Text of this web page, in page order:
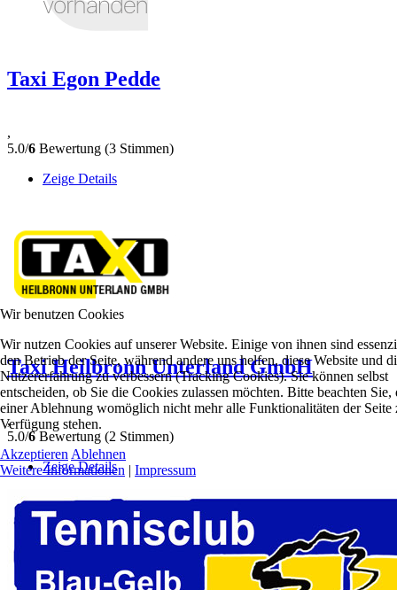
Taxi Egon Pedde
,
5.0/6 Bewertung (3 Stimmen)
Zeige Details
Taxi Heilbronn Unterland GmbH
,
5.0/6Bewertung (2 Stimmen)
Zeige Details
Wir benutzen Cookies
Wir nutzen Cookies auf unserer Website. Einige von ihnen sind
den Betrieb der Seite, während andere uns helfen, diese Website und
Nutzererfahrung zu verbessern (Tracking Cookies). Sie können selbst
entscheiden, ob Sie die Cookies zulassen möchten. Bitte beachten Sie,
einer Ablehnung womöglich nicht mehr alle Funktionalitäten der Seite
Verfügung stehen.
Akzeptieren Ablehnen
Weitere Informationen | Impressum